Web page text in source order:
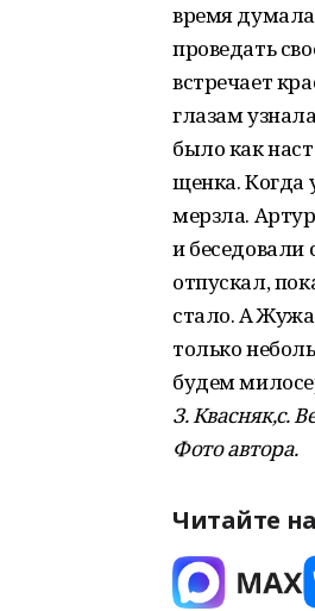
время думала
проведать
встречает
глазам
было как
щенка. Когда
мерзла.
и беседовали
отпускал,
стало. А Жужа
только
будем
З. Квасняк,с.
Фото автора.
Читайте